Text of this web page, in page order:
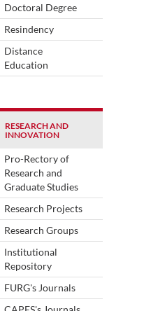
Doctoral Degree
Resindency
Distance
Education
RESEARCH AND
INNOVATION
Pro-Rectory of
Research and
Graduate Studies
Research Projects
Research Groups
Institutional
Repository
FURG's Journals